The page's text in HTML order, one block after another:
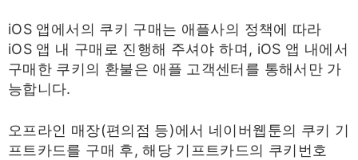
iOS 앱에서의 쿠키 구매는 애플사의 정책에 따라
iOS 앱 내 구매로 진행해 주셔야 하며, iOS 앱 내에서
구매한 쿠키의 환불은 애플 고객센터를 통해서만 가
능합니다.​
오프라인 매장(편의점 등)에서 네이버웹툰의 쿠키 기
프트카드를 구매 후, 해당 기프트카드의 쿠키번호